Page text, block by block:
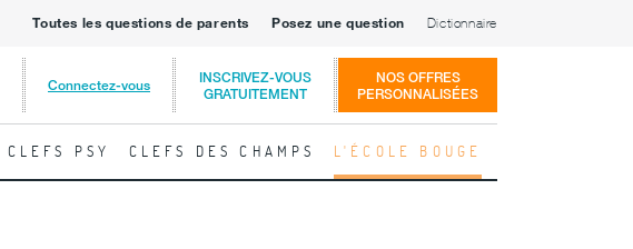
Toutes les questions de parents Posez une question Dictionnaire
Connectez-vous
INSCRIVEZ-VOUS
GRATUITEMENT
NOS OFFRES
PERSONNALISÉES
CLEFS PSY CLEFS DES CHAMPS L'ÉCOLE BOUGE